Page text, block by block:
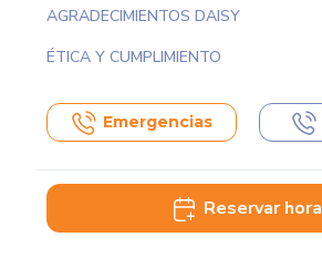
AGRADECIMIENTOS DAISY
ÉTICA Y CUMPLIMIENTO
Emergencias
Reservar hora